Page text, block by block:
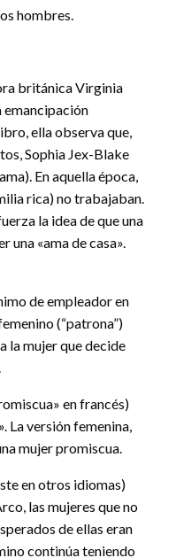
hombres.
británica Virginia
emancipación
ella observa que,
Sophia Jex-Blake
En aquella época,
rica) no trabajaban.
la idea de que una
una «ama de casa».
de empleador en
(“patrona”)
la mujer que decide
en francés)
La versión femenina,
mujer promiscua.
en otros idiomas)
las mujeres que no
de ellas eran
continúa teniendo